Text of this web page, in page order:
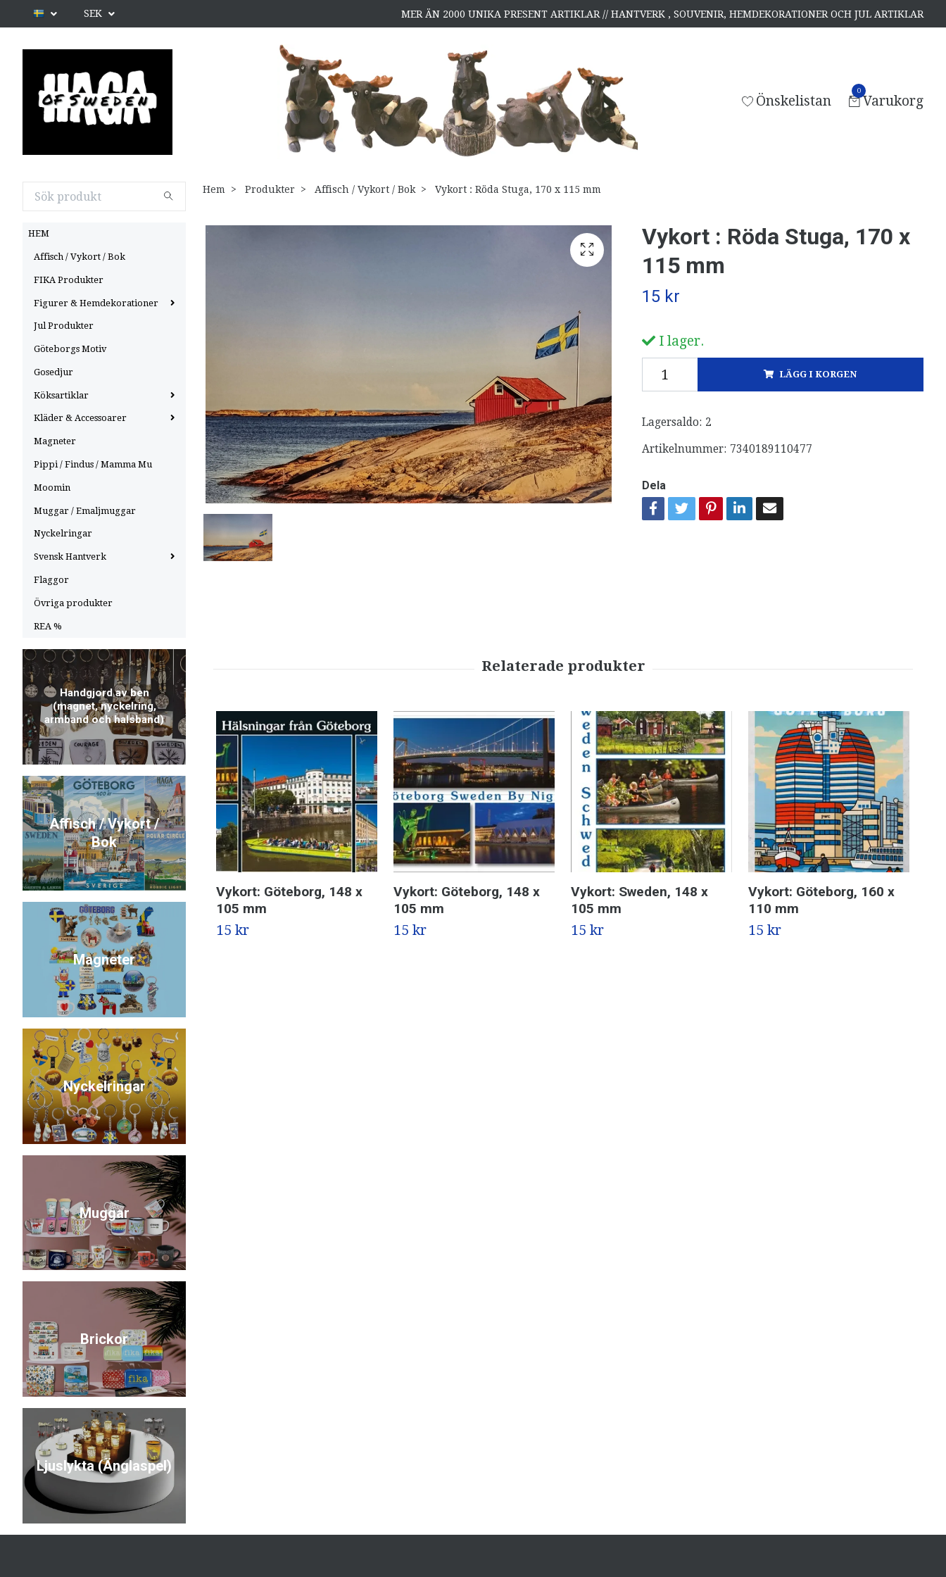
SEK MER ÄN 2000 UNIKA PRESENT ARTIKLAR // HANTVERK , SOUVENIR, HEMDEKORATIONER OCH JUL ARTIKLAR
Önskelistan
0
Varukorg
HEM
Affisch / Vykort / Bok
FIKA Produkter
Figurer & Hemdekorationer
Jul Produkter
Göteborgs Motiv
Gosedjur
Köksartiklar
Kläder & Accessoarer
Magneter
Pippi / Findus / Mamma Mu
Moomin
Muggar / Emaljmuggar
Nyckelringar
Svensk Hantverk
Flaggor
Övriga produkter
REA %
Handgjord av ben
(magnet, nyckelring,
armband och halsband)
Affisch / Vykort /
Bok
Magneter
Nyckelringar
Muggar
Brickor
Ljuslykta (Änglaspel)
Hem Produkter Affisch / Vykort / Bok Vykort : Röda Stuga, 170 x 115 mm
Vykort : Röda Stuga, 170 x
115 mm
15 kr
I lager.
LÄGG I KORGEN
Lagersaldo: 2
Artikelnummer: 7340189110477
Dela
Vykort: Göteborg, 148 x
105 mm
15 kr
Vykort: Göteborg, 148 x
105 mm
15 kr
Vykort: Sweden, 148 x
105 mm
15 kr
Vykort: Göteborg, 160 x
110 mm
15 kr